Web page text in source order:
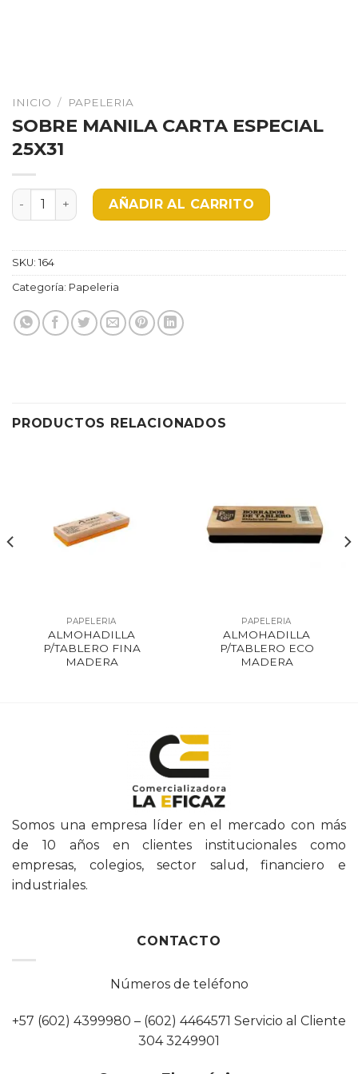
INICIO / PAPELERIA
SOBRE MANILA CARTA ESPECIAL
25X31
SOBRE MANILA CARTA ESPECIAL 25X31 cantidad
AÑADIR AL CARRITO
SKU: 164
Categoría: Papeleria
PRODUCTOS RELACIONADOS
PAPELERIA
ALMOHADILLA
P/TABLERO FINA
MADERA
PAPELERIA
ALMOHADILLA
P/TABLERO ECO
MADERA
Somos una empresa líder en el mercado con más
de 10 años en clientes institucionales como
empresas, colegios, sector salud, financiero e
industriales.
CONTACTO
Números de teléfono
+57 (602) 4399980 – (602) 4464571 Servicio al Cliente
304 3249901